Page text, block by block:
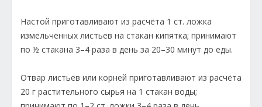
Настой приготавливают из расчёта 1 ст. ложка
измельчённых листьев на стакан кипятка; принимают
по ½ стакана 3–4 раза в день за 20–30 минут до еды.
Отвар листьев или корней приготавливают из расчёта
20 г растительного сырья на 1 стакан воды;